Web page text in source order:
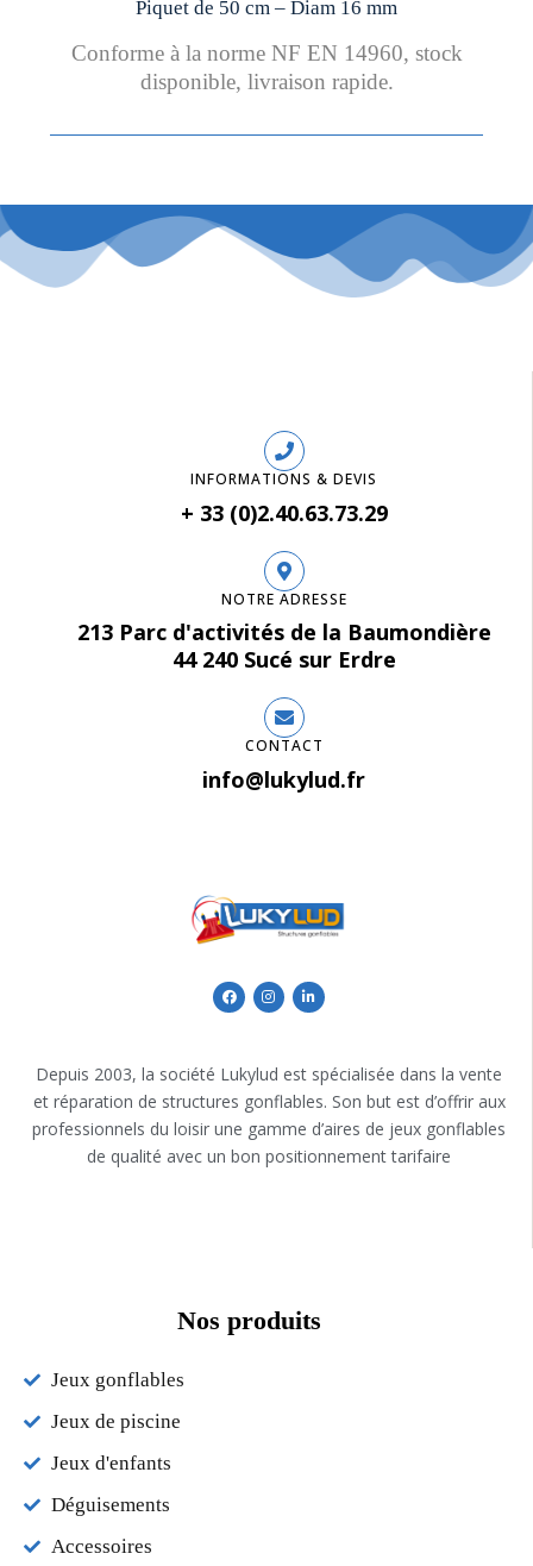
Piquet de 50 cm – Diam 16 mm
Conforme à la norme NF EN 14960, stock
disponible, livraison rapide.
INFORMATIONS & DEVIS
+ 33 (0)2.40.63.73.29
NOTRE ADRESSE
213 Parc d'activités de la Baumondière
44 240 Sucé sur Erdre
CONTACT
info@lukylud.fr
Depuis 2003, la société Lukylud est spécialisée dans la vente
et réparation de structures gonflables. Son but est d’offrir aux
professionnels du loisir une gamme d’aires de jeux gonflables
de qualité avec un bon positionnement tarifaire
Nos produits
Jeux gonflables
Jeux de piscine
Jeux d'enfants
Déguisements
Accessoires